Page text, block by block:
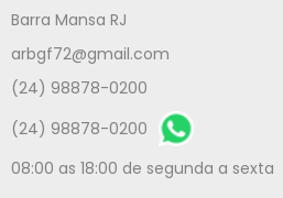
Barra Mansa RJ
arbgf72@gmail.com
(24) 98878-0200
(24) 98878-0200
08:00 as 18:00 de segunda a sexta